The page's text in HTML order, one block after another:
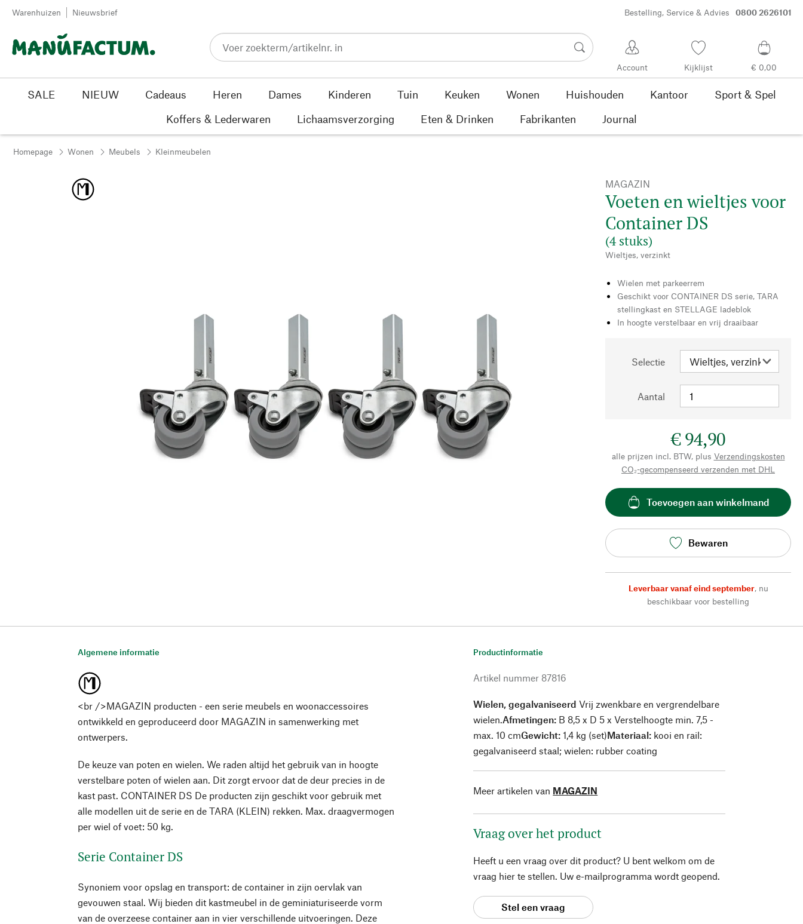
Passer au contenu
Warenhuizen Nieuwsbrief Bestelling, Service & Advies 0800 2626101
Account Kijklijst € 0,00
SALE NIEUW Cadeaus Heren Dames Kinderen Tuin Keuken Wonen Huishouden Kantoor
Sport & Spel
Koffers & Lederwaren
Lichaamsverzorging Eten & Drinken Fabrikanten Journal
Homepage Wonen Meubels Kleinmeubelen
MAGAZIN
Voeten en wieltjes voor
Container DS
(4 stuks)
Wieltjes, verzinkt
Wielen met parkeerrem
Geschikt voor CONTAINER DS serie, TARA
stellingkast en STELLAGE ladeblok
In hoogte verstelbaar en vrij draaibaar
Selectie
Aantal
€ 94,90
alle prijzen incl. BTW, plus Verzendingskosten
CO₂-gecompenseerd verzenden met DHL
Toevoegen aan winkelmand
Bewaren
Leverbaar vanaf eind september, nu
beschikbaar voor bestelling
Algemene informatie
<br />MAGAZIN producten - een serie meubels en woonaccessoires
ontwikkeld en geproduceerd door MAGAZIN in samenwerking met
ontwerpers.
De keuze van poten en wielen. We raden altijd het gebruik van in hoogte
verstelbare poten of wielen aan. Dit zorgt ervoor dat de deur precies in de
kast past. CONTAINER DS De producten zijn geschikt voor gebruik met
alle modellen uit de serie en de TARA (KLEIN) rekken. Max. draagvermogen
per wiel of voet: 50 kg.
Serie Container DS
Synoniem voor opslag en transport: de container in zijn oervlak van
gevouwen staal. Wij bieden dit kastmeubel in de geminiaturiseerde vorm
van de overzeese container aan in vier verschillende uitvoeringen. Deze
Productinformatie
Artikel nummer 87816
Wielen, gegalvaniseerd Vrij zwenkbare en vergrendelbare
wielen.Afmetingen: B 8,5 x D 5 x Verstelhoogte min. 7,5 -
max. 10 cmGewicht: 1,4 kg (set)Materiaal: kooi en rail:
gegalvaniseerd staal; wielen: rubber coating
Meer artikelen van MAGAZIN
Vraag over het product
Heeft u een vraag over dit product? U bent welkom om de
vraag hier te stellen. Uw e-mailprogramma wordt geopend.
Stel een vraag